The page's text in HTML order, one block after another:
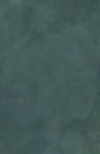
rare)